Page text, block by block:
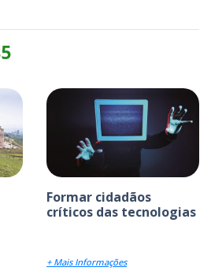
Formar cidadãos
críticos das tecnologias
+ Mais Informações